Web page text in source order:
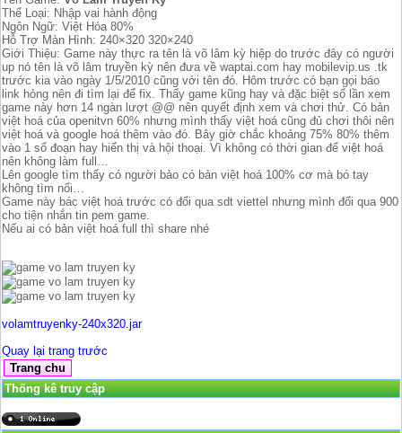
Thể Loại: Nhập vai hành động
Ngôn Ngữ: Việt Hóa 80%
Hỗ Trợ Màn Hình: 240×320 320×240
Giới Thiệu: Game này thực ra tên là võ lâm kỳ hiệp do trước đây có người
up nó tên là võ lâm truyền kỳ nên đưa về waptai.com hay mobilevip.us .tk
trước kia vào ngày 1/5/2010 cũng với tên đó. Hôm trước có bạn gọi báo
link hỏng nên đi tìm lại để fix. Thấy game kũng hay và đặc biệt số lần xem
game này hơn 14 ngàn lượt @@ nên quyết định xem và chơi thử. Có bản
việt hoá của openitvn 60% nhưng mình thấy việt hoá cũng đủ chơi thôi nên
việt hoá và google hoá thêm vào đó. Bây giờ chắc khoảng 75% 80% thêm
vào 1 số đoạn hay hiển thị và hội thoại. Vì không có thời gian để việt hoá
nên không làm full…
Lên google tìm thấy có người bảo có bản việt hoá 100% cơ mà bó tay
không tìm nổi…
Game này bác việt hoá trước có đổi qua sdt viettel nhưng mình đổi qua 900
cho tiện nhắn tin pem game.
Nếu ai có bản việt hoá full thì share nhé
volamtruyenky-240x320.jar
Quay lại trang trước
Thống kê truy cập